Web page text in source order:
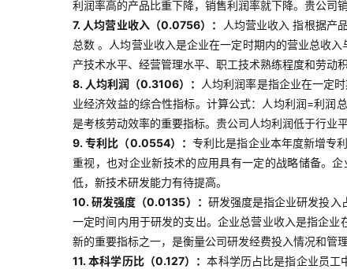
利润率高的产品比重下降，销售利润率就下降。贵公司
7. 人均营业收入（0.0756）：
人均营业收入 指根据产
总数 。人均营业收入是企业在一定时期内的营业总收
产技术水平、经营管理水平、职工技术熟练程度和劳动
8. 人均利润（0.3106）： 人均利润率是指企业在一定
业经济效益的综合性指标。计算公式：人均利润=利润
是考核劳动效率的重要指标。贵公司人均利润低于行业
9. 专利比（0.0554）： 专利比是指企业本年度新增专
重视，也对企业新技术的应用具有一定的战略储备。
低，新技术研发能力有待提高。
10. 研发强度（0.0135）： 研发强度是指企业研发投
一定时间内用于研发的支出。企业总营业收入是指企
新的重要指标之一，是衡量公司研发经费投入情况和管
11. 本科学历比（0.127）：本科学历占比是指企业员工